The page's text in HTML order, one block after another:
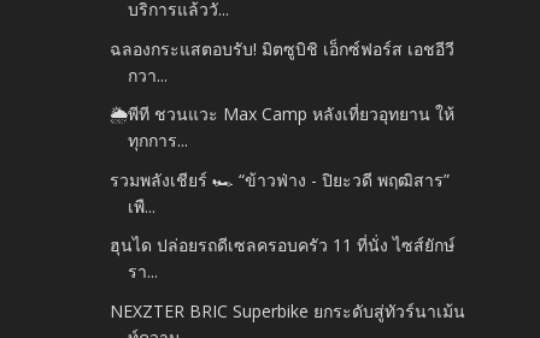
บริการแล้ววั...
ฉลองกระแสตอบรับ! มิตซูบิชิ เอ็กซ์ฟอร์ส เอชอีวี
กวา...
🌦️พีที ชวนแวะ Max Camp หลังเที่ยวอุทยาน ให้
ทุกการ...
รวมพลังเชียร์ 🏎️ “ข้าวฟ่าง - ปิยะวดี พฤฒิสาร”
เพื...
ฮุนได ปล่อยรถดีเซลครอบครัว 11 ที่นั่ง ไซส์ยักษ์
รา...
NEXZTER BRIC Superbike ยกระดับสู่ทัวร์นาเม้น